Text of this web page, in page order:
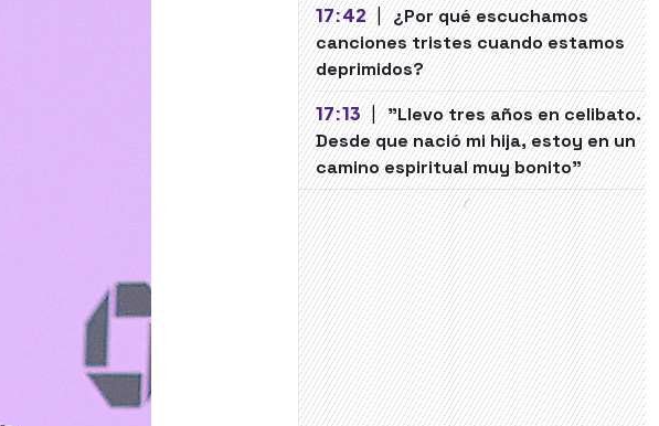
17:42 | ¿Por qué escuchamos
canciones tristes cuando estamos
deprimidos?
17:13 | "Llevo tres años en celibato.
Desde que nació mi hija, estoy en un
camino espiritual muy bonito"